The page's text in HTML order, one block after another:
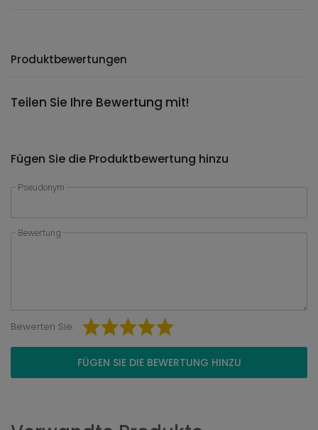
Produktbewertungen
Teilen Sie Ihre Bewertung mit!
Fügen Sie die Produktbewertung hinzu
Pseudonym
Bewertung
Bewerten Sie:
FÜGEN SIE DIE BEWERTUNG HINZU